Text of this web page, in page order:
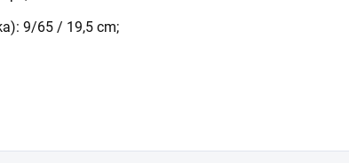
9/65 / 19,5 cm;